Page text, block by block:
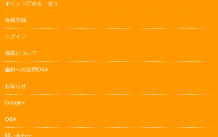
ポイント貯める・使う
会員登録
ログイン
掲載について
歯科への疑問Q&A
お知らせ
Google+
Q&A
問い合わせ